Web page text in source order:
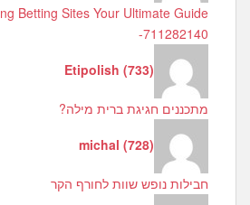
Betting Sites Your Ultimate Guide
-711282140
Etipolish (733)
מתכננים חגיגת ברית מילה?
michal (728)
חבילות נופש שוות לחורף הקר